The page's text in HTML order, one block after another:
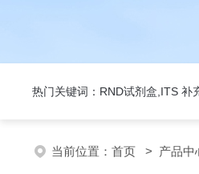
热门关键词：RND试剂盒,ITS 补
当前位置： 首页 > 产品中